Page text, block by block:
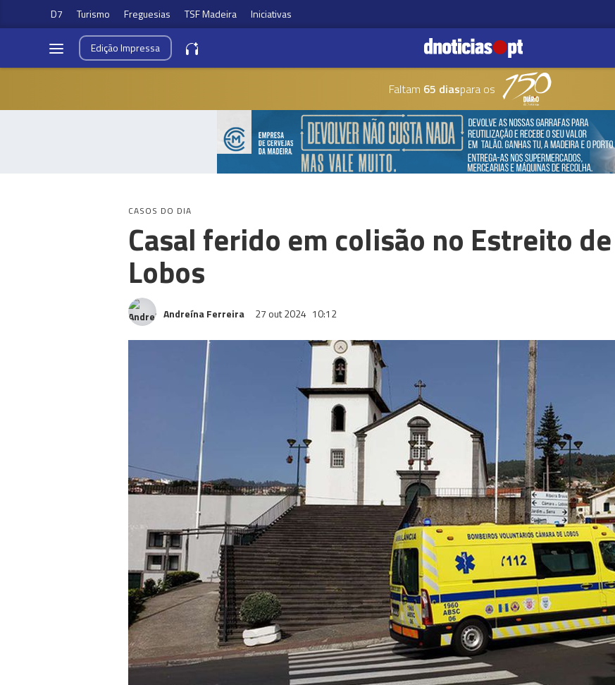
D7 Turismo Freguesias TSF Madeira Iniciativas
EdiçãoImpressa
Faltam 65 diaspara os
CASOS DO DIA
Casal ferido em colisão no Estreito
Lobos
Andreína Ferreira 27 out 2024 10:12